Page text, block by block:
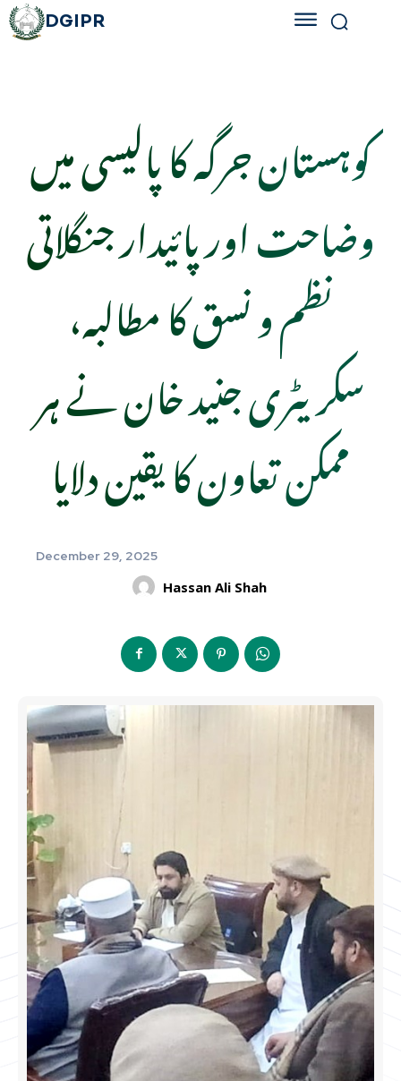
DGIPR
کوہستان جرگہ کا پالیسی میں
وضاحت اور پائیدار جنگلاتی
نظم و نسق کا مطالبہ،
سکریٹری جنید خان نے ہر
ممکن تعاون کا یقین دلایا
December 29, 2025
Hassan Ali Shah